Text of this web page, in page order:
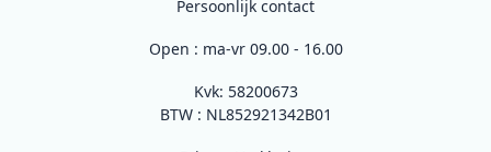
Persoonlijk contact
Open : ma-vr 09.00 - 16.00
Kvk: 58200673
BTW : NL852921342B01